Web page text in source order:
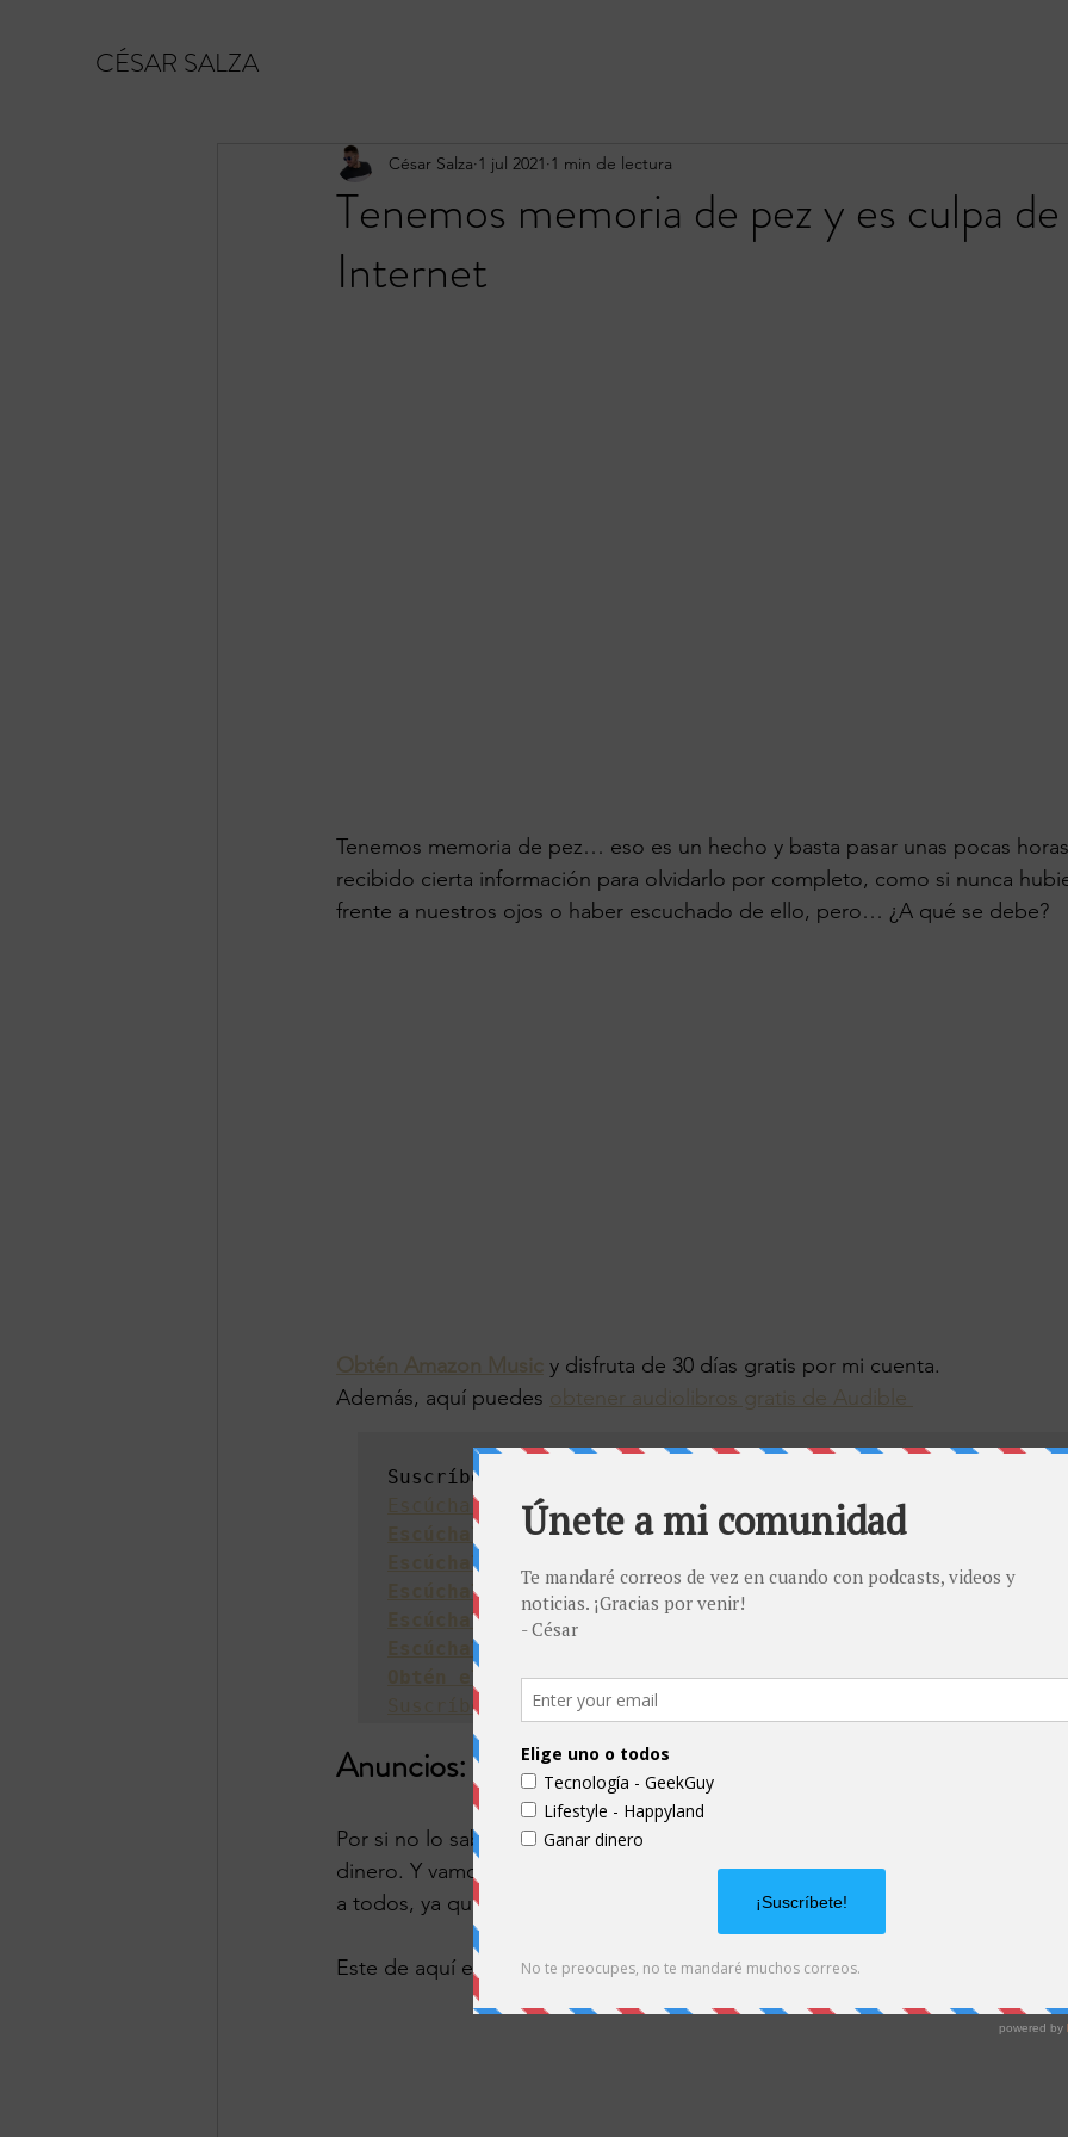
CÉSAR SALZA
Tenemos memoria de pez y es culpa de
Internet
César Salza 1 jul 2021 1 min de lectura
Tenemos memoria de pez… eso es un hecho y basta pasar unas pocas
recibido cierta información para olvidarlo por completo, como si nunca
frente a nuestros ojos o haber escuchado de ello, pero… ¿A qué se debe?
Obtén Amazon Music y disfruta de 30 días gratis por mi cuenta.
Además, aquí puedes obtener audiolibros gratis de Audible
Suscríbete al podcast
Escúchalo en Amazon Music
Escúchalo en Spotify
Escúchalo en Apple Podcasts
Escúchalo en Google Podcasts
Escúchalo en Deezer
Escúchalo en Spreaker
Obtén el enlace RSS
Suscríbete a mi canal de YouTube
Anuncios: cada lunes, dinero para los fans
Por si no lo sabías, en la serie de YouTube "Ganar dinero", estoy regalando
dinero. Y vamos a tener cada semana nuevas dinámicas para poder
a todos, ya que somos una comunidad muy bonita y estamos creciendo
Este de aquí es el último video con instrucciones para participar.